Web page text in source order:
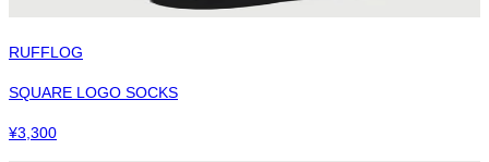
RUFFLOG
SQUARE LOGO SOCKS
¥3,300